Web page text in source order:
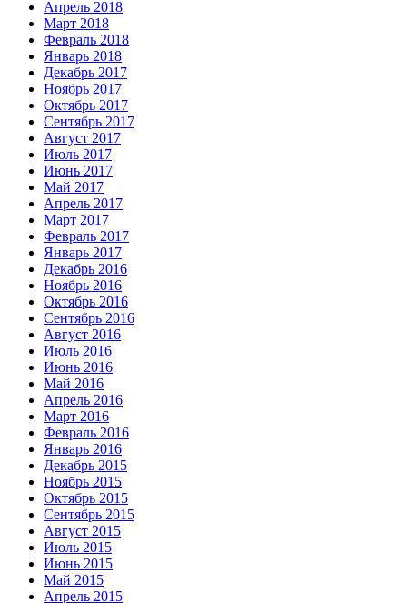
Апрель 2018
Март 2018
Февраль 2018
Январь 2018
Декабрь 2017
Ноябрь 2017
Октябрь 2017
Сентябрь 2017
Август 2017
Июль 2017
Июнь 2017
Май 2017
Апрель 2017
Март 2017
Февраль 2017
Январь 2017
Декабрь 2016
Ноябрь 2016
Октябрь 2016
Сентябрь 2016
Август 2016
Июль 2016
Июнь 2016
Май 2016
Апрель 2016
Март 2016
Февраль 2016
Январь 2016
Декабрь 2015
Ноябрь 2015
Октябрь 2015
Сентябрь 2015
Август 2015
Июль 2015
Июнь 2015
Май 2015
Апрель 2015